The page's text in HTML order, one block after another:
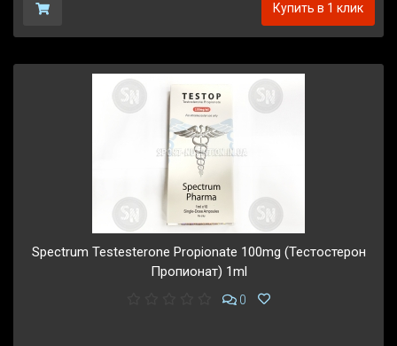
Купить в 1 клик
Spectrum Testesterone Propionate 100mg (Тестостерон
Пропионат) 1ml
0